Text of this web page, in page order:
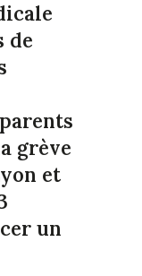
de
grève
et
un